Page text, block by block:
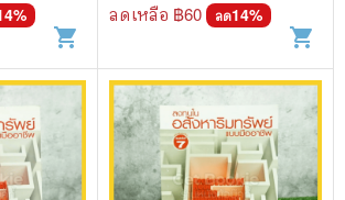
%
shopping_cart
ลดเหลือ ฿60 ลด14%
shopping_cart